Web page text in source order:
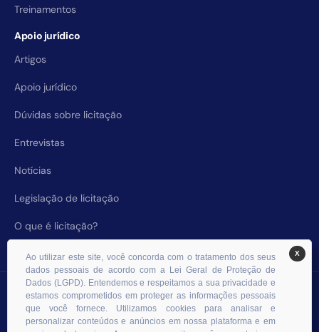
Treinamentos
Apoio jurídico
Artigos
Apoio jurídico
Dúvidas sobre licitação
Entrevistas
Notícias
Legislação de licitação
O que é licitação?
© 2026 RHS Licitações. Todos os direitos reservados.
X
Ao utilizar este site, você concorda com o tratamento dos seus
dados pessoais de acordo com a Lei Geral de Proteção de
Dados (LGPD). Entendemos e respeitamos a sua privacidade e
estamos comprometidos em proteger as informações pessoais
que você fornece. Utilizamos cookies para analisar e
personalizar conteúdos e anúncios em nossa plataforma e em